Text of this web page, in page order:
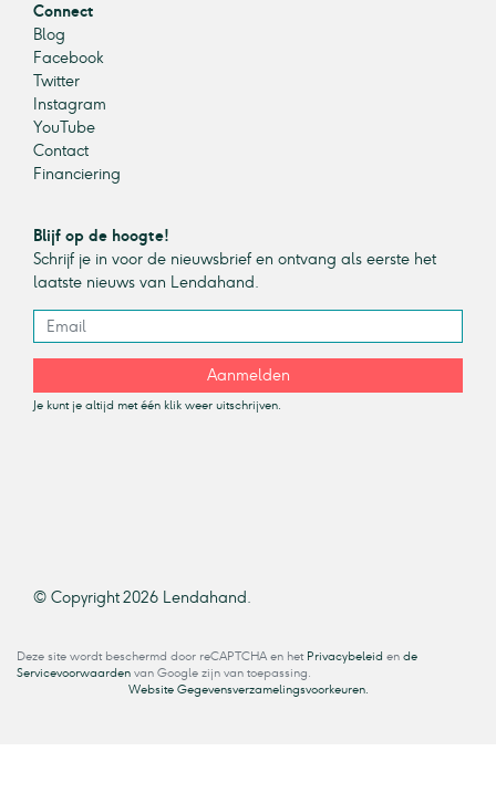
Connect
Blog
Facebook
Twitter
Instagram
YouTube
Contact
Financiering
Blijf op de hoogte!
Schrijf je in voor de nieuwsbrief en ontvang als eerste het
laatste nieuws van Lendahand.
Aanmelden
Je kunt je altijd met één klik weer uitschrijven.
© Copyright 2026 Lendahand.
Deze site wordt beschermd door reCAPTCHA en het Privacybeleid en de
Servicevoorwaarden van Google zijn van toepassing.
Website Gegevensverzamelingsvoorkeuren.